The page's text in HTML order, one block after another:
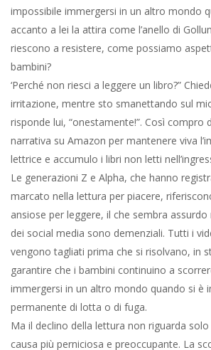
impossibile immergersi in un altro mondo
accanto a lei la attira come l’anello di
riescono a resistere, come possiamo
bambini?
‘Perché non riesci a leggere un libro?”
irritazione, mentre sto smanettando sul
risponde lui, “onestamente!”. Così compro
narrativa su Amazon per mantenere viva
lettrice e accumulo i libri non letti
Le generazioni Z e Alpha, che hanno
marcato nella lettura per piacere,
ansiose per leggere, il che sembra
dei social media sono demenziali. Tutti i
vengono tagliati prima che si risolvano, in
garantire che i bambini continuino a
immergersi in un altro mondo quando si è
permanente di lotta o di fuga.
Ma il declino della lettura non riguarda solo
causa più perniciosa e preoccupante. La